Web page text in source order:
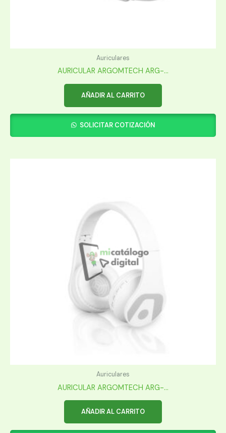
Auriculares
AURICULAR ARGOMTECH ARG-...
AÑADIR AL CARRITO
SOLICITAR COTIZACIÓN
Auriculares
AURICULAR ARGOMTECH ARG-...
AÑADIR AL CARRITO